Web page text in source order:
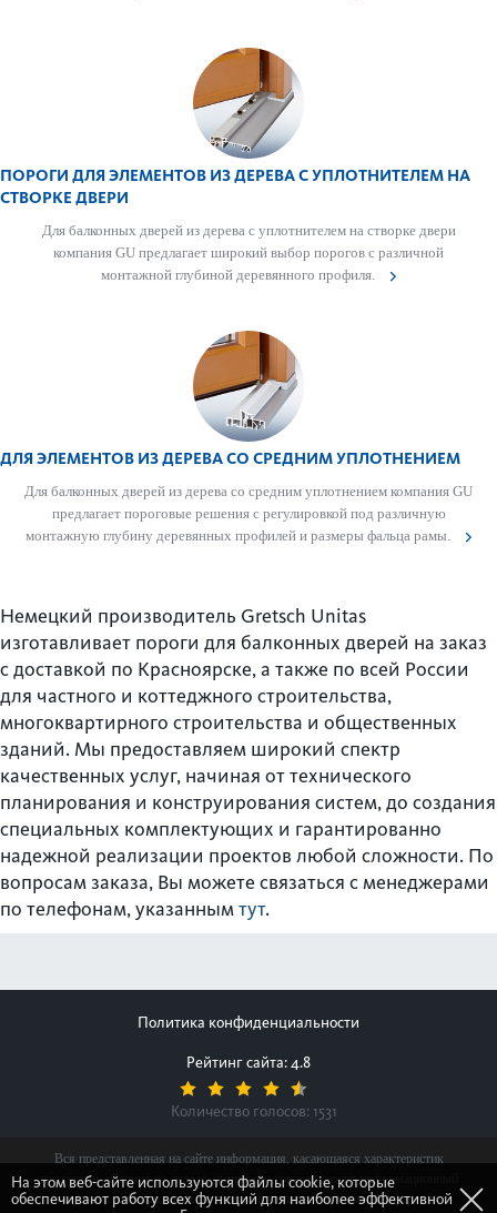
ПОРОГИ ДЛЯ ЭЛЕМЕНТОВ ИЗ ДЕРЕВА С УПЛОТНИТЕЛЕМ НА
СТВОРКЕ ДВЕРИ
Для балконных дверей из дерева с уплотнителем на створке двери
компания GU предлагает широкий выбор пор­огов с различной
монтажной глубиной дер­евянного профиля.
ДЛЯ ЭЛЕМЕНТОВ ИЗ ДЕРЕВА СО СРЕДНИМ УПЛОТНЕНИЕМ
Для балконных дверей из дерева со средним уплотнением компания GU
предлагает пор­оговые решения с регулировкой под различную
монтажную глубину дер­евянных профилей и размеры фальца рамы.
Немецкий производитель Gretsch Unitas
изготавливает пороги для балконных дверей на заказ
с доставкой по Красноярске, а также по всей России
для частного и коттеджного строительства,
многоквартирного строительства и общественных
зданий. Мы предоставляем широкий спектр
качественных услуг, начиная от технического
планирования и конструирования систем, до создания
специальных комплектующих и гарантированно
надежной реализации проектов любой сложности. По
вопросам заказа, Вы можете связаться с менеджерами
по телефонам, указаннымтут.
Политика конфиденциальности
Рейтинг сайта: 4.8
Количество голосов: 1531
Вся представленная на сайте информация, касающаяся характеристик
продуктов, наличия на складе, стоимости товаров, носит информационный
характер и ни при каких условиях не является публичной офертой,
На этом веб-сайте используются файлы cookie, которые
обеспечивают работу всех функций для наиболее эффективной